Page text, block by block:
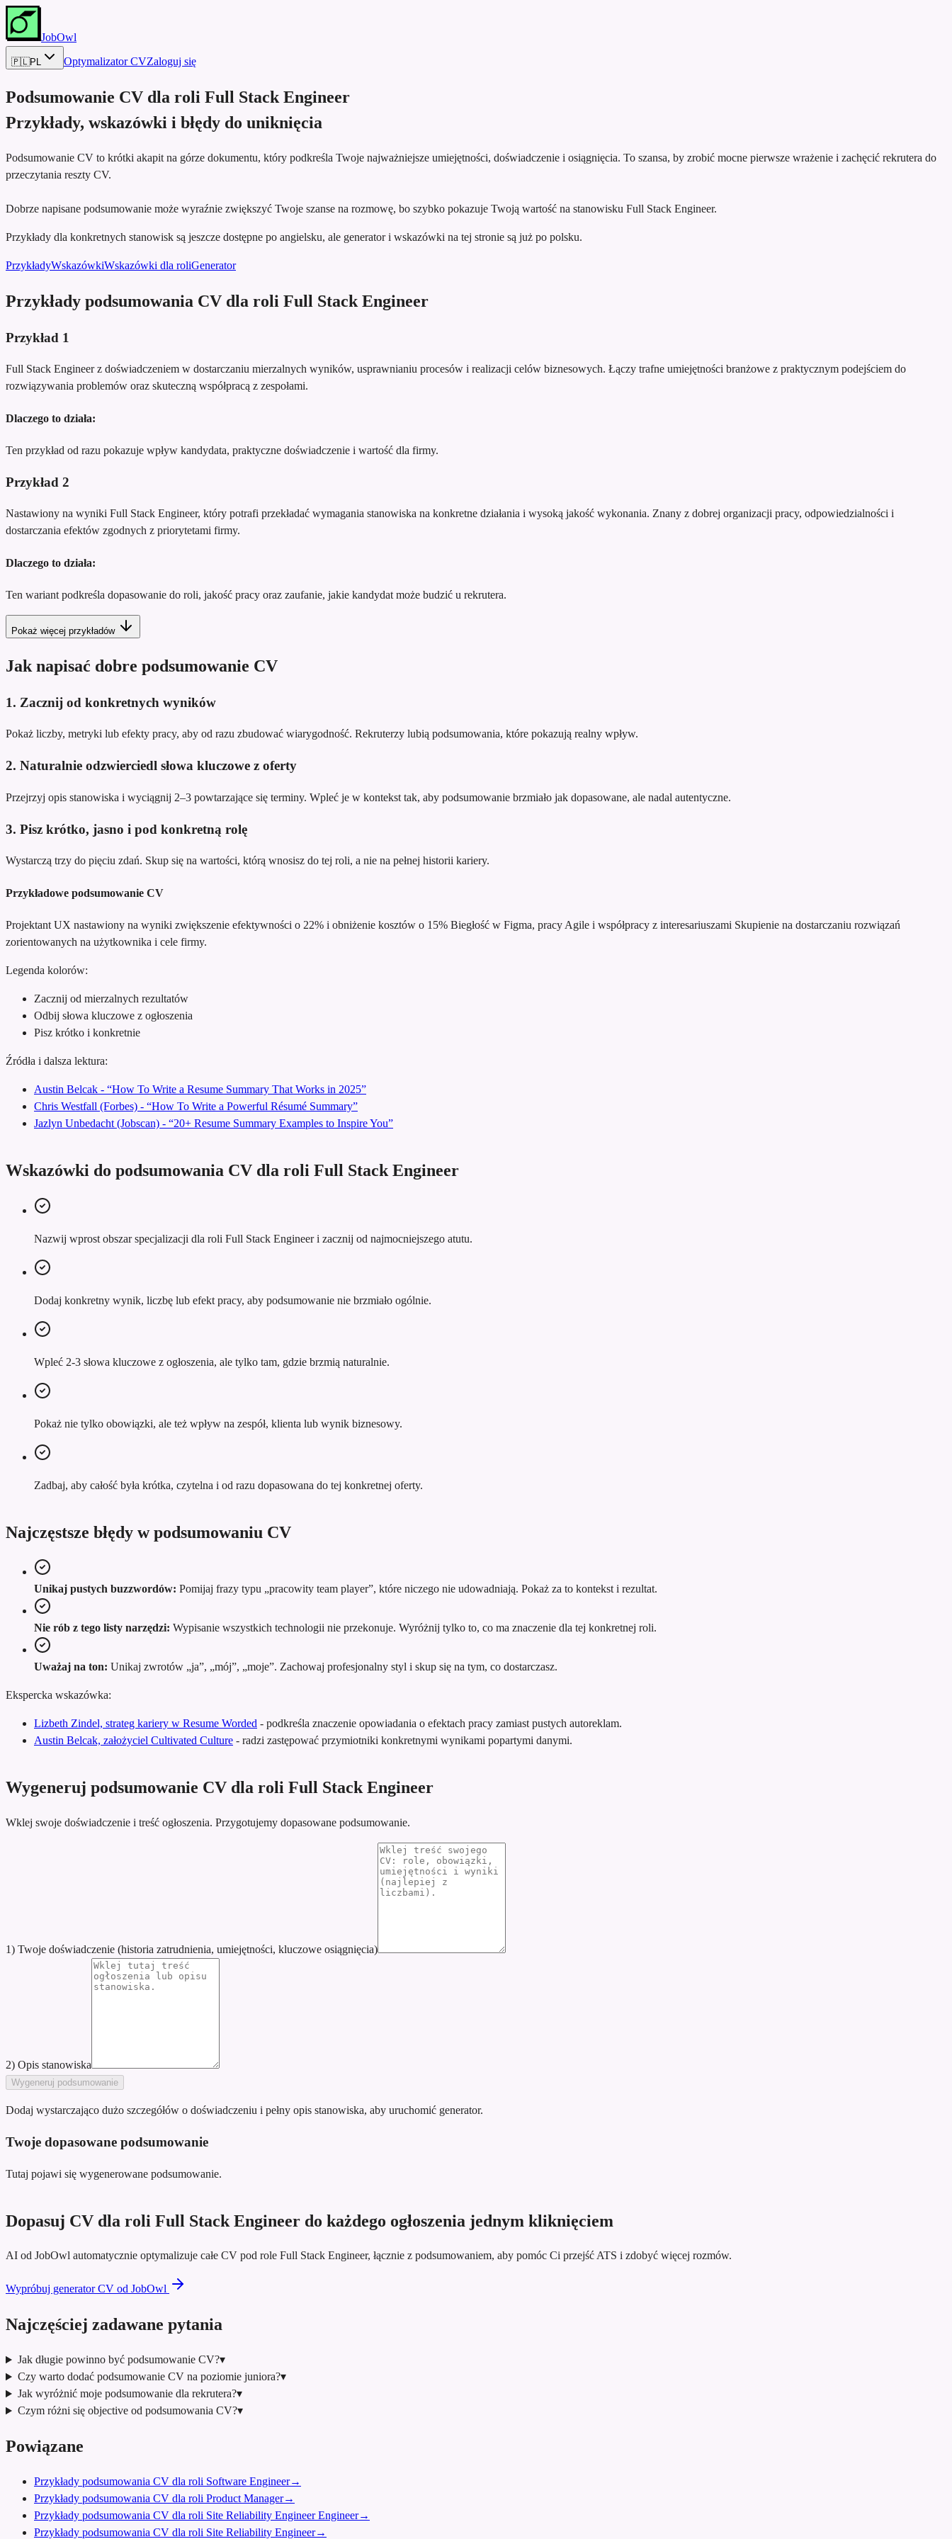
JobOwl
🇵🇱PL Optymalizator CVZaloguj się
Podsumowanie CV dla roli Full Stack Engineer
Przykłady, wskazówki i błędy do uniknięcia
Podsumowanie CV to krótki akapit na górze dokumentu, który podkreśla Twoje najważniejsze umiejętności, doświadczenie i osiągnięcia. To szansa, by zrobić mocne pierwsze wrażenie i zachęcić rekrutera do
przeczytania reszty CV.
Dobrze napisane podsumowanie może wyraźnie zwiększyć Twoje szanse na rozmowę, bo szybko pokazuje Twoją wartość na stanowisku Full Stack Engineer.
Przykłady dla konkretnych stanowisk są jeszcze dostępne po angielsku, ale generator i wskazówki na tej stronie są już po polsku.
PrzykładyWskazówkiWskazówki dla roliGenerator
Przykłady podsumowania CV dla roli Full Stack Engineer
Przykład 1
Full Stack Engineer z doświadczeniem w dostarczaniu mierzalnych wyników, usprawnianiu procesów i realizacji celów biznesowych. Łączy trafne umiejętności branżowe z praktycznym podejściem do
rozwiązywania problemów oraz skuteczną współpracą z zespołami.
Dlaczego to działa:
Ten przykład od razu pokazuje wpływ kandydata, praktyczne doświadczenie i wartość dla firmy.
Przykład 2
Nastawiony na wyniki Full Stack Engineer, który potrafi przekładać wymagania stanowiska na konkretne działania i wysoką jakość wykonania. Znany z dobrej organizacji pracy, odpowiedzialności i
dostarczania efektów zgodnych z priorytetami firmy.
Dlaczego to działa:
Ten wariant podkreśla dopasowanie do roli, jakość pracy oraz zaufanie, jakie kandydat może budzić u rekrutera.
Pokaż więcej przykładów
Jak napisać dobre podsumowanie CV
1. Zacznij od konkretnych wyników
Pokaż liczby, metryki lub efekty pracy, aby od razu zbudować wiarygodność. Rekruterzy lubią podsumowania, które pokazują realny wpływ.
2. Naturalnie odzwierciedl słowa kluczowe z oferty
Przejrzyj opis stanowiska i wyciągnij 2–3 powtarzające się terminy. Wpleć je w kontekst tak, aby podsumowanie brzmiało jak dopasowane, ale nadal autentyczne.
3. Pisz krótko, jasno i pod konkretną rolę
Wystarczą trzy do pięciu zdań. Skup się na wartości, którą wnosisz do tej roli, a nie na pełnej historii kariery.
Przykładowe podsumowanie CV
Projektant UX nastawiony na wyniki zwiększenie efektywności o 22% i obniżenie kosztów o 15% Biegłość w Figma, pracy Agile i współpracy z interesariuszami Skupienie na dostarczaniu rozwiązań
zorientowanych na użytkownika i cele firmy.
Legenda kolorów:
Zacznij od mierzalnych rezultatów
Odbij słowa kluczowe z ogłoszenia
Pisz krótko i konkretnie
Źródła i dalsza lektura:
Austin Belcak - “How To Write a Resume Summary That Works in 2025”
Chris Westfall (Forbes) - “How To Write a Powerful Résumé Summary”
Jazlyn Unbedacht (Jobscan) - “20+ Resume Summary Examples to Inspire You”
Wskazówki do podsumowania CV dla roli Full Stack Engineer
Nazwij wprost obszar specjalizacji dla roli Full Stack Engineer i zacznij od najmocniejszego atutu.
Dodaj konkretny wynik, liczbę lub efekt pracy, aby podsumowanie nie brzmiało ogólnie.
Wpleć 2-3 słowa kluczowe z ogłoszenia, ale tylko tam, gdzie brzmią naturalnie.
Pokaż nie tylko obowiązki, ale też wpływ na zespół, klienta lub wynik biznesowy.
Zadbaj, aby całość była krótka, czytelna i od razu dopasowana do tej konkretnej oferty.
Najczęstsze błędy w podsumowaniu CV
Unikaj pustych buzzwordów: Pomijaj frazy typu „pracowity team player”, które niczego nie udowadniają. Pokaż za to kontekst i rezultat.
Nie rób z tego listy narzędzi: Wypisanie wszystkich technologii nie przekonuje. Wyróżnij tylko to, co ma znaczenie dla tej konkretnej roli.
Uważaj na ton: Unikaj zwrotów „ja”, „mój”, „moje”. Zachowaj profesjonalny styl i skup się na tym, co dostarczasz.
Ekspercka wskazówka:
Lizbeth Zindel, strateg kariery w Resume Worded - podkreśla znaczenie opowiadania o efektach pracy zamiast pustych autoreklam.
Austin Belcak, założyciel Cultivated Culture - radzi zastępować przymiotniki konkretnymi wynikami popartymi danymi.
Wygeneruj podsumowanie CV dla roli Full Stack Engineer
Wklej swoje doświadczenie i treść ogłoszenia. Przygotujemy dopasowane podsumowanie.
1) Twoje doświadczenie (historia zatrudnienia, umiejętności, kluczowe osiągnięcia)
2) Opis stanowiska
Wygeneruj podsumowanie
Dodaj wystarczająco dużo szczegółów o doświadczeniu i pełny opis stanowiska, aby uruchomić generator.
Twoje dopasowane podsumowanie
Tutaj pojawi się wygenerowane podsumowanie.
Dopasuj CV dla roli Full Stack Engineer do każdego ogłoszenia jednym kliknięciem
AI od JobOwl automatycznie optymalizuje całe CV pod role Full Stack Engineer, łącznie z podsumowaniem, aby pomóc Ci przejść ATS i zdobyć więcej rozmów.
Wypróbuj generator CV od JobOwl
Najczęściej zadawane pytania
Jak długie powinno być podsumowanie CV?▾
Czy warto dodać podsumowanie CV na poziomie juniora?▾
Jak wyróżnić moje podsumowanie dla rekrutera?▾
Czym różni się objective od podsumowania CV?▾
Powiązane
Przykłady podsumowania CV dla roli Software Engineer→
Przykłady podsumowania CV dla roli Product Manager→
Przykłady podsumowania CV dla roli Site Reliability Engineer Engineer→
Przykłady podsumowania CV dla roli Site Reliability Engineer→